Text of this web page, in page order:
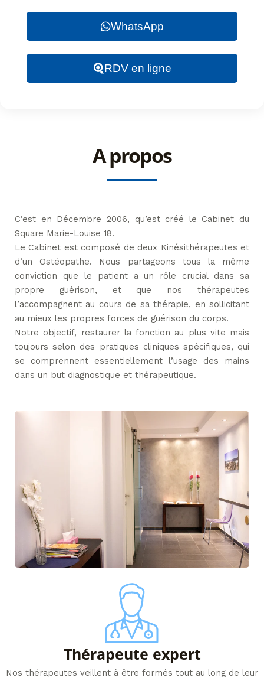
WhatsApp
RDV en ligne
A propos
C’est en Décembre 2006, qu’est créé le Cabinet du
Square Marie-Louise 18.
Le Cabinet est composé de deux Kinésithérapeutes et
d’un Ostéopathe. Nous partageons tous la même
conviction que le patient a un rôle crucial dans sa
propre guérison, et que nos thérapeutes
l’accompagnent au cours de sa thérapie, en sollicitant
au mieux les propres forces de guérison du corps.
Notre objectif, restaurer la fonction au plus vite mais
toujours selon des pratiques cliniques spécifiques, qui
se comprennent essentiellement l’usage des mains
dans un but diagnostique et thérapeutique.
Thérapeute expert​
Nos thérapeutes veillent à être formés tout au long de leur